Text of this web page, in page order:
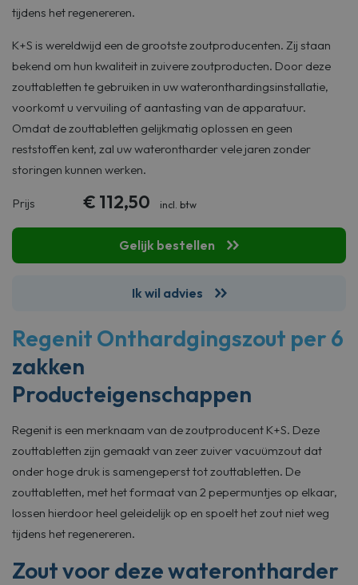
tijdens het regenereren.
K+S is wereldwijd een de grootste zoutproducenten. Zij staan
bekend om hun kwaliteit in zuivere zoutproducten. Door deze
zouttabletten te gebruiken in uw wateronthardingsinstallatie,
voorkomt u vervuiling of aantasting van de apparatuur.
Omdat de zouttabletten gelijkmatig oplossen en geen
reststoffen kent, zal uw waterontharder vele jaren zonder
storingen kunnen werken.
Prijs € 112,50 incl. btw
Gelijk bestellen
Ik wil advies
Regenit Onthardgingszout per 6
zakken
Producteigenschappen
Regenit is een merknaam van de zoutproducent K+S. Deze
zouttabletten zijn gemaakt van zeer zuiver vacuümzout dat
onder hoge druk is samengeperst tot zouttabletten. De
zouttabletten, met het formaat van 2 pepermuntjes op elkaar,
lossen hierdoor heel geleidelijk op en spoelt het zout niet weg
tijdens het regenereren.
Zout voor deze waterontharder